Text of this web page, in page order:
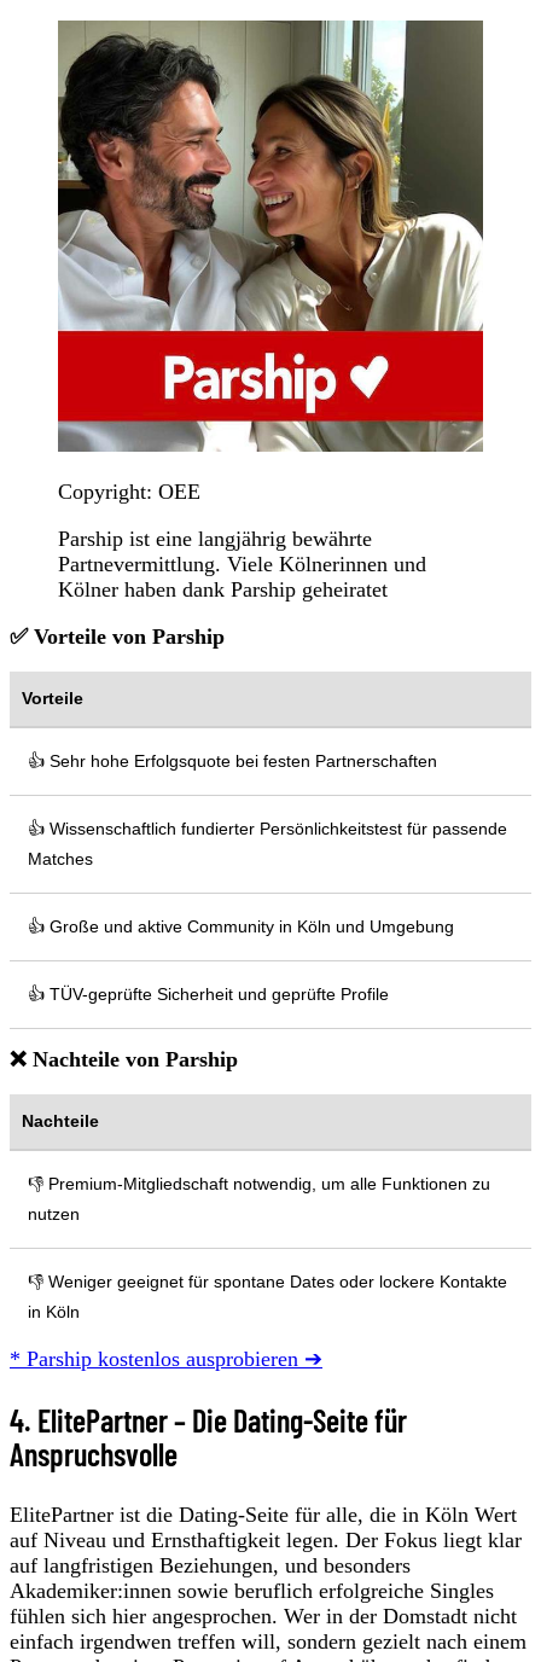
Copyright: OEE
Parship ist eine langjährig bewährte
Partnevermittlung. Viele Kölnerinnen und
Kölner haben dank Parship geheiratet
✅ Vorteile von Parship
Vorteile
👍 Sehr hohe Erfolgsquote bei festen Partnerschaften
👍 Wissenschaftlich fundierter Persönlichkeitstest für passende
Matches
👍 Große und aktive Community in Köln und Umgebung
👍 TÜV-geprüfte Sicherheit und geprüfte Profile
❌ Nachteile von Parship
Nachteile
👎 Premium-Mitgliedschaft notwendig, um alle Funktionen zu
nutzen
👎 Weniger geeignet für spontane Dates oder lockere Kontakte
in Köln
* Parship kostenlos ausprobieren ➔
4. ElitePartner – Die Dating-Seite für
Anspruchsvolle
ElitePartner ist die Dating-Seite für alle, die in Köln Wert
auf Niveau und Ernsthaftigkeit legen. Der Fokus liegt klar
auf langfristigen Beziehungen, und besonders
Akademiker:innen sowie beruflich erfolgreiche Singles
fühlen sich hier angesprochen. Wer in der Domstadt nicht
einfach irgendwen treffen will, sondern gezielt nach einem